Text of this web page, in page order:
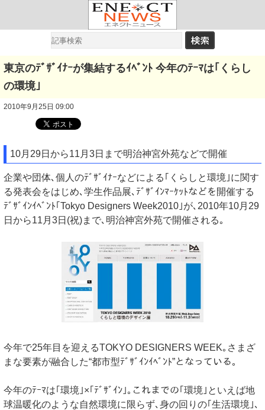
東京のﾃﾞｻﾞｲﾅｰが集結するｲﾍﾞﾝﾄ 今年のﾃｰﾏは｢くらし
の環境｣
2010年9月25日 09:00
10月29日から11月3日まで明治神宮外苑などで開催
企業や団体､個人のﾃﾞｻﾞｲﾅｰなどによる｢くらしと環境｣に関す
る発表会をはじめ､学生作品展､ﾃﾞｻﾞｲﾝﾏｰｹｯﾄなどを開催する
ﾃﾞｻﾞｲﾝｲﾍﾞﾝﾄ｢Tokyo Designers Week2010｣が､2010年10月29
日から11月3日(祝)まで､明治神宮外苑で開催される｡
今年で25年目を迎えるTOKYO DESIGNERS WEEK｡さまざ
まな要素が融合した“都市型ﾃﾞｻﾞｲﾝｲﾍﾞﾝﾄ”となっている｡
今年のﾃｰﾏは｢環境｣×｢ﾃﾞｻﾞｲﾝ｣｡これまでの｢環境｣といえば地
球温暖化のような自然環境に限らず､身の回りの｢生活環境｣､